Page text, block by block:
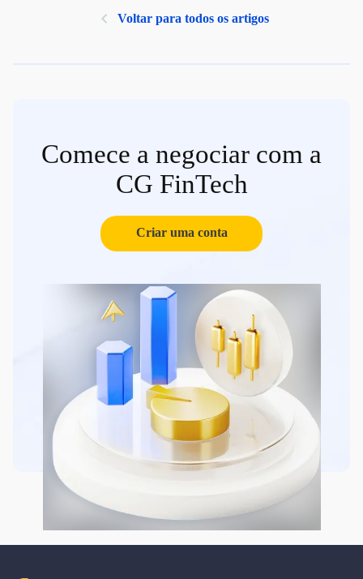
Voltar para todos os artigos
Comece a negociar com a
CG FinTech
Criar uma conta